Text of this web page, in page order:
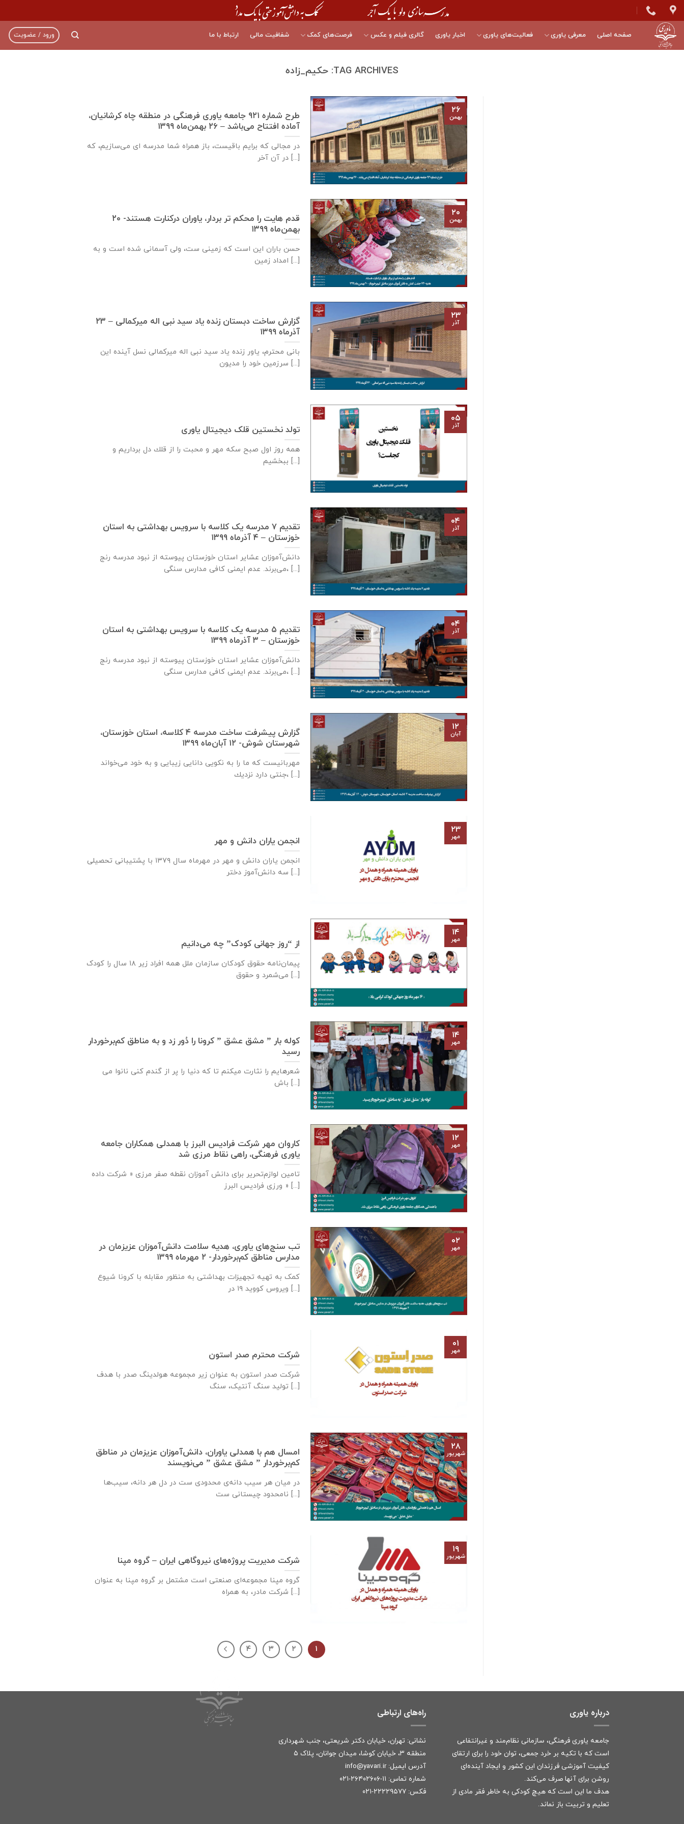
Skip
to
content
صفحه اصلی معرفی یاوری فعالیت‌های یاوری اخبار یاوری گالری فیلم و عکس فرصت‌های کمک شفافیت مالی ارتباط با ما ورود / عضویت
TAG ARCHIVES: حکیم_زاده
طرح شماره ۹۲۱ جامعه ياوری فرهنگی در منطقه چاه کرشانیان،
آماده افتتاح می‌باشد – ۲۶ بهمن‌ماه ۱۳۹۹
در مجالی که برایم باقیست، باز همراه شما مدرسه ای می‌سازیم، که
در آن آخر [...]
۲۶
بهمن
قدم هایت را محکم تر بردار، یاوران درکنارت هستند- ۲۰
بهمن‌ماه ۱۳۹۹
حسن باران این است که زمینی ست، ولی آسمانی شده است و به
امداد زمین [...]
۲۰
بهمن
گزارش ساخت دبستان زنده ياد سيد نبی اله ميركمالی – ۲۳
آذر‌ماه ۱۳۹۹
بانی محترم، یاور زنده ياد سيد نبی اله ميركمالی نسل آینده این
سرزمین خود را مدیون [...]
۲۳
آذر
تولد نخستین قلک دیجیتال یاوری
همه روز اول صبح سكه مهر و محبت را از قلك دل برداريم و
ببخشيم [...]
۰۵
آذر
تقدیم ۷ مدرسه یک کلاسه با سرويس بهداشتی به استان
خوزستان – ۴ آذر‌ماه ۱۳۹۹
دانش‌آموزان عشایر استان خوزستان پيوسته از نبود مدرسه رنج
می‌برند. عدم ایمنی کافی مدارس سنگی، [...]
۰۴
آذر
تقدیم ۵ مدرسه یک کلاسه با سرويس بهداشتی به استان
خوزستان – ۳ آذر‌ماه ۱۳۹۹
دانش‌آموزان عشایر استان خوزستان پيوسته از نبود مدرسه رنج
می‌برند. عدم ایمنی کافی مدارس سنگی، [...]
۰۴
آذر
گزارش پیشرفت ساخت مدرسه ٤ كلاسه، استان خوزستان،
شهرستان شوش- ۱۲ آبان‌ماه ۱۳۹۹
مهربانيست كه ما را به نكويی دانايی زيبايی و به خود می‌خواند
جنتی دارد نزديك، [...]
۱۲
آبان
انجمن یاران دانش و مهر
انجمن یاران دانش و مهر در مهرماه سال ۱۳۷۹ با پشتیبانی تحصیلی
سه دانش‌آموز دختر [...]
۲۳
مهر
از “روز جهانی کودک” چه می‌دانیم
پیمان‌نامه‌ حقوق کودکان سازمان ملل همه‌ افراد زیر ۱۸ سال را کودک
می‌شمرد و حقوق [...]
۱۴
مهر
کوله بار ” مشق عشق ” کرونا را دُور زد و به مناطق کم‌برخوردار
رسید
شعرهایم را نثارت میکنم تا که دنیا را پر از گندم کنی نانوا می
باش [...]
۱۴
مهر
كاروان مهر شرکت فرادیس البرز با همدلی همکاران جامعه
یاوری فرهنگی، راهی نقاط مرزی شد
تامين لوازم‌تحرير برای دانش آموزان نقطه صفر مرزی « شرکت داده
ورزی فراديس البرز » [...]
۱۲
مهر
تب سنج‌های یاوری، هدیه سلامت دانش‌آموزان عزیزمان در
مدارس مناطق کم‌برخوردار- ۲ مهرماه ۱۳۹۹
کمک به تهیه تجهیزات بهداشتی به منظور مقابله با کرونا شیوع
ویروس کووید ۱۹ در [...]
۰۲
مهر
شرکت محترم صدر استون
شرکت صدر استون به عنوان زیر مجموعه هولدینگ صدر با هدف
تولید سنگ آنتیک، سنگ [...]
۰۱
مهر
امسال هم با همدلی یاوران، دانش‌آموزان عزیزمان در مناطق
کم‌برخوردار ” مشق عشق ” می‌نویسند
در میان هر سیب دانه‌ی محدودی ست در دل هر دانه، سیب‌ها
نامحدود چیستانی ست [...]
۲۸
شهریور
شرکت مدیریت پروژه‌های نیروگاهی ایران – گروه مپنا
گروه مپنا مجموعه‌ای صنعتى است مشتمل بر گروه مپنا به عنوان
شرکت مادر، به همراه [...]
۱۹
شهریور
۱ ۲ ۳ ۴
درباره یاوری
جامعه یاوری فرهنگی، سازمانی نظام‌مند و غیرانتفاعی
است که با تکیه بر خرد جمعی، توان خود را برای ارتقای
کیفیت آموزشی فرزندان این کشور و ایجاد آینده‌ای
روشن برای آنها صرف می‌کند.
هدف ما این است که هیچ کودکی به خاطر فقر مادی از
تعلیم و تربیت باز نماند.
راه‌های ارتباطی
نشانی: تهران، خیابان دکتر شریعتی، جنب شهرداری
منطقه ۳، خیابان کوشا، میدان جوانان، پلاک ۵
آدرس ایمیل: info@yavari.ir
شماره تماس: ۱۱-۲۶۴۰۲۶۰۶-۰۲۱
فکس: ۲۲۲۲۹۵۷۷-۰۲۱